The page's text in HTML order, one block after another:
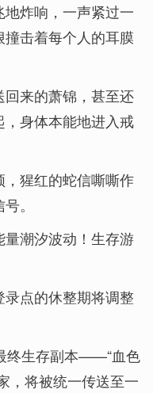
炸响，一声紧过一
击着每个人的耳膜
来的萧锦，甚至还
身体本能地进入戒
猩红的蛇信嘶嘶作
。
量潮汐波动！生存游
录点的休整期将调整
终生存副本——“血色
，将被统一传送至一